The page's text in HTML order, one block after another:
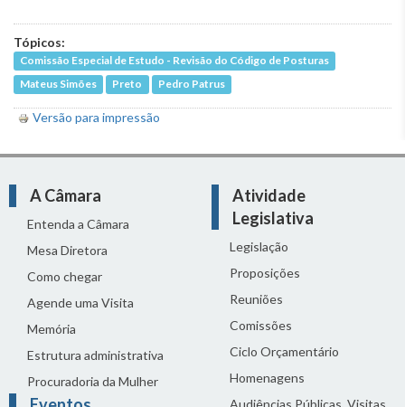
Tópicos:
Comissão Especial de Estudo - Revisão do Código de Posturas
Mateus Simões
Preto Pedro Patrus
Versão para impressão
A Câmara
Entenda a Câmara
Mesa Diretora
Como chegar
Agende uma Visita
Memória
Estrutura administrativa
Procuradoria da Mulher
Atividade
Legislativa
Legislação
Proposições
Reuniões
Comissões
Ciclo Orçamentário
Homenagens
Audiências Públicas, Visitas